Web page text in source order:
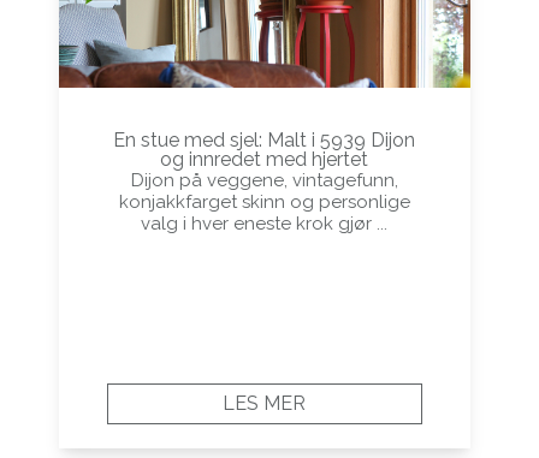
En stue med sjel: Malt i 5939 Dijon
og innredet med hjertet
Dijon på veggene, vintagefunn,
konjakkfarget skinn og personlige
valg i hver eneste krok gjør ...
LES MER